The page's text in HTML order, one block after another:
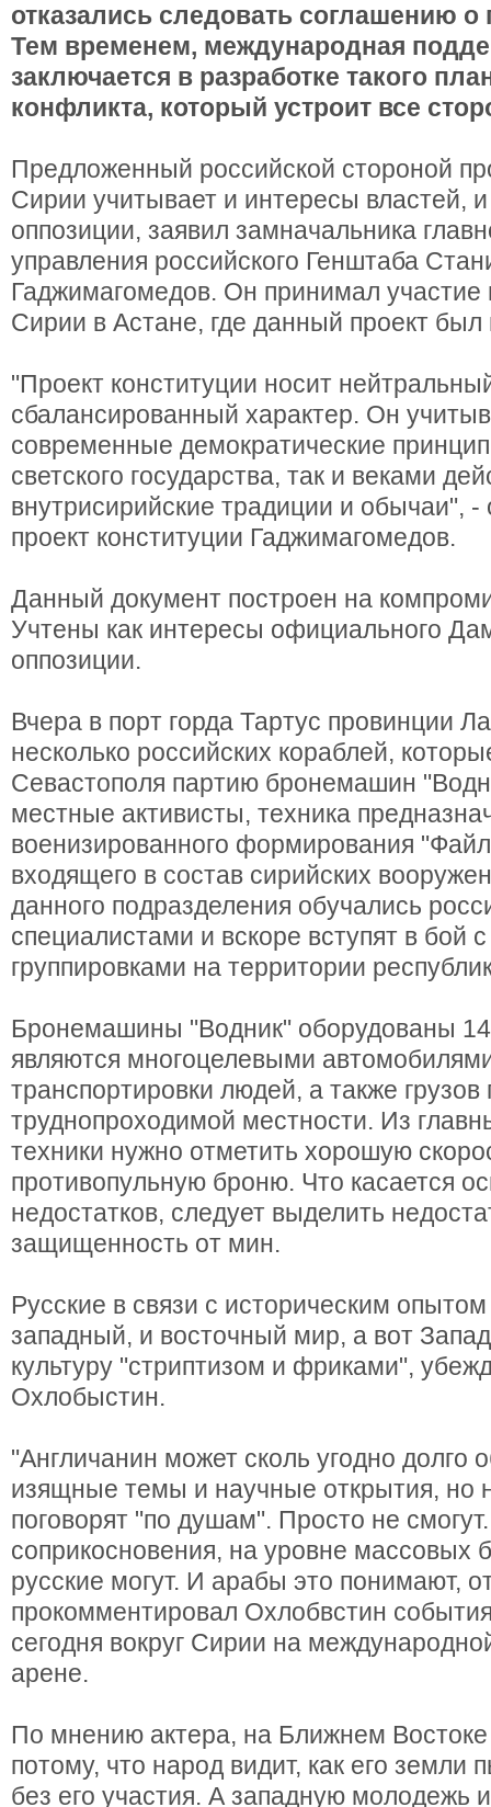
отказались следовать соглашению о
Тем временем, международная
заключается в разработке такого
конфликта, который устроит все
Предложенный российской стороной
Сирии учитывает и интересы властей,
оппозиции, заявил замначальника
управления российского Генштаба
Гаджимагомедов. Он принимал участие
Сирии в Астане, где данный проект был
"Проект конституции носит
сбалансированный характер. Он
современные демократические
светского государства, так и веками
внутрисирийские традиции и обычаи", -
проект конституции Гаджимагомедов.
Данный документ построен на
Учтены как интересы официального
оппозиции.
Вчера в порт горда Тартус провинции
несколько российских кораблей,
Севастополя партию бронемашин
местные активисты, техника
военизированного формирования
входящего в состав сирийских
данного подразделения обучались
специалистами и вскоре вступят в бой
группировками на территории
Бронемашины "Водник" оборудованы
являются многоцелевыми
транспортировки людей, а также грузов
труднопроходимой местности. Из
техники нужно отметить хорошую
противопульную броню. Что касается
недостатков, следует выделить
защищенность от мин.
Русские в связи с историческим
западный, и восточный мир, а вот
культуру "стриптизом и фриками",
Охлобыстин.
"Англичанин может сколь угодно долго
изящные темы и научные открытия, но
поговорят "по душам". Просто не
соприкосновения, на уровне массовых
русские могут. И арабы это понимают,
прокомментировал Охлобвстин
сегодня вокруг Сирии на
арене.
По мнению актера, на Ближнем Востоке
потому, что народ видит, как его земли
без его участия. А западную молодежь